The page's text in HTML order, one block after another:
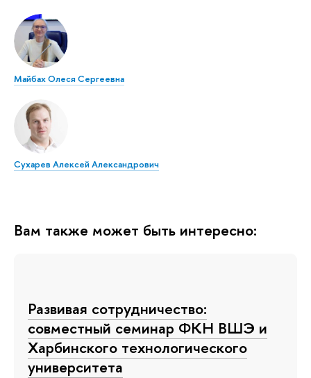
Майбах Олеся Сергеевна
Сухарев Алексей Александрович
Вам также может быть интересно:
Развивая сотрудничество:
совместный семинар ФКН ВШЭ и
Харбинского технологического
университета